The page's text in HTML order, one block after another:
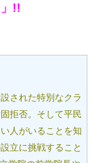
!!
された特別なクラ
拒否。そして平民
人がいることを知
立に挑戦すること